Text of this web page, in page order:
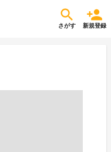
さがす 新規登録